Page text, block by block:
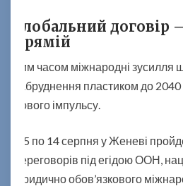
Глобальний договір
прямій
Тим часом міжнародні
забруднення пластиком до
нового імпульсу.
З 5 по 14 серпня у Женеві
переговорів під егідою ООН,
юридично обов’язкового